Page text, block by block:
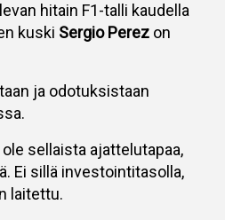
hitain F1-talli kaudella
kuski Sergio Perez on
ja odotuksistaan
sellaista ajattelutapaa,
Ei sillä investointitasolla,
laitettu.